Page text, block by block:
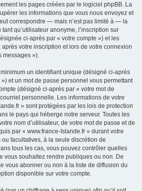
les pages créées par le logiciel phpBB. La
les informations que vous nous envoyez et
correspondre — mais n’est pas limité à — la
qu’utilisateur anonyme, l’inscription sur
ci-après par « votre compte ») et les
votre inscription et lors de votre connexion
messages »).
un identifiant unique (désigné ci-après
et un mot de passe personnel vous permettant
(désigné ci-après par « votre mot de
personnelle. Les informations de votre
» sont protégées par les lois de protection
le pays qui héberge notre serveur. Toutes les
nom d’utilisateur, de votre mot de passe et de
par « www.france-Islande.fr » durant votre
facultatives, à la seule discrétion de
tous les cas, vous pouvez contrôler quelles
vous souhaitez rendre publiques ou non. De
vous abonner ou non à la liste de diffusion du
disponible sur votre compte.